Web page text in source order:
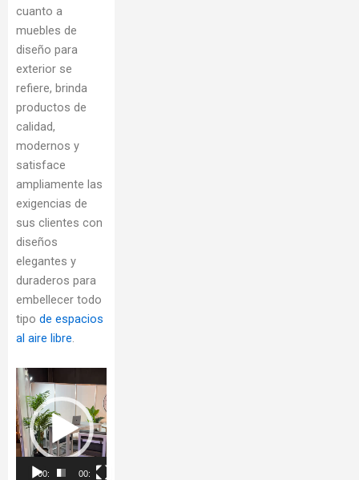
cuanto a
muebles de
diseño para
exterior se
refiere, brinda
productos de
calidad,
modernos y
satisface
ampliamente las
exigencias de
sus clientes con
diseños
elegantes y
duraderos para
embellecer todo
tipo de espacios
al aire libre
Reproductor
de
vídeo
00:00 00:07